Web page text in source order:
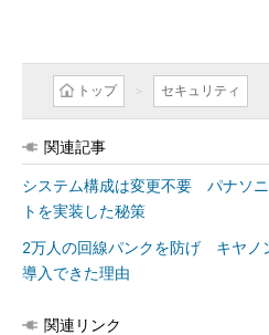
トップ セキュリティ
関連記事
システム構成は変更不要 パナソ
トを実装した秘策
2万人の回線パンクを防げ キヤノ
導入できた理由
関連リンク